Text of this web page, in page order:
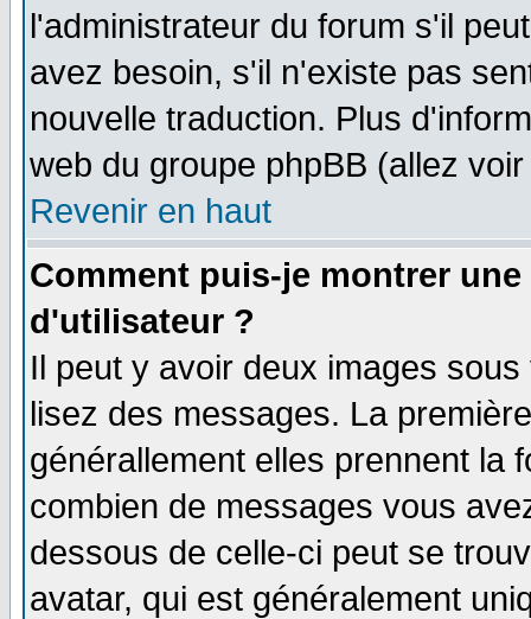
l'administrateur du forum s'il
avez besoin, s'il n'existe pas
nouvelle traduction. Plus
web du groupe phpBB (allez
Revenir en haut
Comment puis-je montrer
d'utilisateur ?
Il peut y avoir deux images
lisez des messages. La
générallement elles prennent la
combien de messages vous
dessous de celle-ci peut se
avatar, qui est généralement